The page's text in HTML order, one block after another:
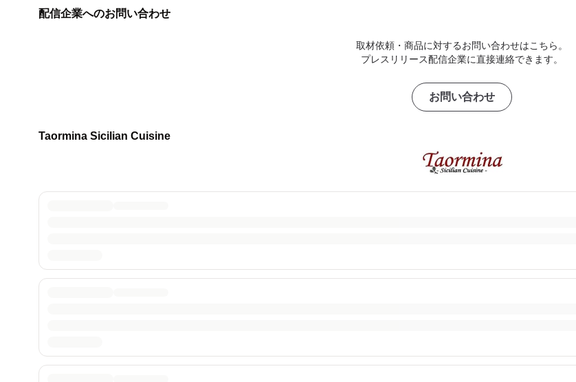
配信企業へのお問い合わせ
取材依頼・商品に対するお問い合わせはこちら。
プレスリリース配信企業に直接連絡できます。
お問い合わせ
Taormina Sicilian Cuisine